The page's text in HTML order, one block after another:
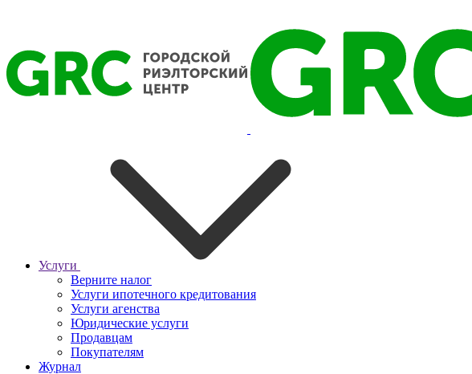
Услуги
Верните налог
Услуги ипотечного кредитования
Услуги агенства
Юридические услуги
Продавцам
Покупателям
Журнал